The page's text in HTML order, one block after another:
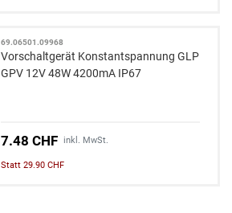
69.06501.09968
Vorschaltgerät Konstantspannung GLP
GPV 12V 48W 4200mA IP67
7.48 CHF inkl. MwSt.
Statt 29.90 CHF